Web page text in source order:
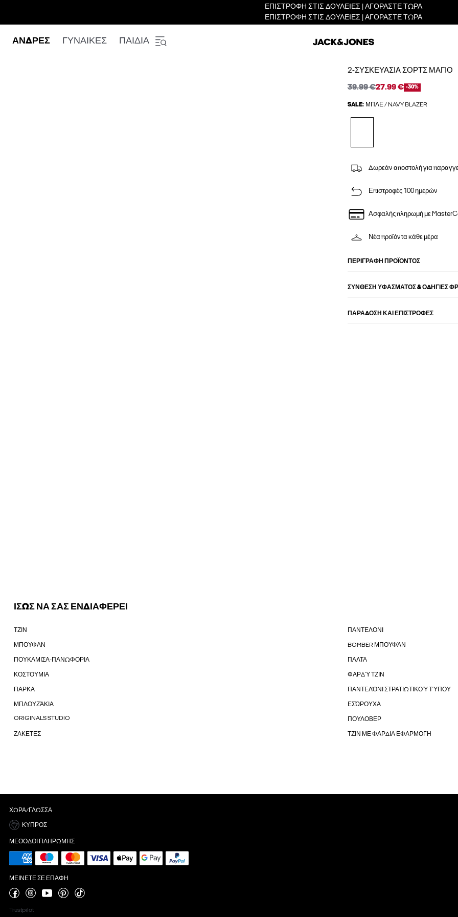
ΕΠΙΣΤΡΟΦΗ ΣΤΙΣ ΔΟΥΛΕΙΕΣ | ΑΓΟΡΑΣΤΕ ΤΩΡΑ
ΕΠΙΣΤΡΟΦΗ ΣΤΙΣ ΔΟΥΛΕΙΕΣ | ΑΓΟΡΑΣΤΕ ΤΩΡΑ
ΑΝΔΡΕΣ ΓΥΝΑΙΚΕΣ ΠΑΙΔΙΑ
2-ΣΥΣΚΕΥΑΣΊΑ ΣΟΡΤΣ ΜΑΓΙΌ
39.99 €27.99 € -30%
SALE: ΜΠΛΕ / NAVY BLAZER
Δωρεάν αποστολή για
Επιστροφές 100 ημερών
Ασφαλής πληρωμή με
Νέα προϊόντα κάθε μέρα
ΠΕΡΙΓΡΑΦΉ ΠΡΟΪΌΝΤΟΣ
ΣΎΝΘΕΣΗ ΥΦΆΣΜΑΤΟΣ & ΟΔΗΓΊΕΣ
ΠΑΡΑΔΟΣΗ ΚΑΙ ΕΠΙΣΤΡΟΦΕΣ
ΙΣΩΣ ΝΑ ΣΑΣ ΕΝΔΙΑΦΕΡΕΙ
ΤΖΙΝ ΠΑΝΤΕΛΟΝΙ
ΜΠΟΥΦΑΝ BOMBER ΜΠΟΥΦΆΝ
ΠΟΥΚΑΜΙΣΑ-ΠΑΝΩΦΟΡΙΑ ΠΑΛΤΑ
ΚΟΣΤΟΥΜΙΑ ΦΑΡΔΎ ΤΖΙΝ
ΠΑΡΚΑ ΠΑΝΤΕΛΌΝΙ ΣΤΡΑΤΙΩΤΙΚΟΎ ΤΎΠΟΥ
ΜΠΛΟΥΖΆΚΙΑ ΕΣΏΡΟΥΧΑ
ORIGINALS STUDIO ΠΟΥΛΟΒΕΡ
ΖΑΚΕΤΕΣ ΤΖΙΝ ΜΕ ΦΑΡΔΙΑ ΕΦΑΡΜΟΓΗ
ΧΏΡΑ/ΓΛΏΣΣΑ
ΚΎΠΡΟΣ
ΜΈΘΟΔΟΙ ΠΛΗΡΩΜΉΣ
ΜΕΊΝΕΤΕ ΣΕ ΕΠΑΦΉ
Trustpilot